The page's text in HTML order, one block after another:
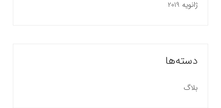
ژانویه 2019
دسته‌ها
بلاگ